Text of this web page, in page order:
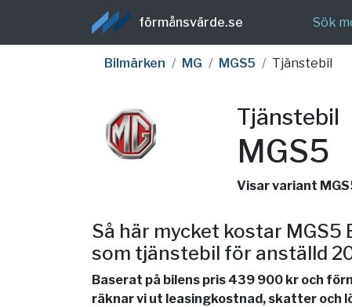
förmånsvärde.se Sök
Bilmärken MG MGS5 Tjänstebil
Tjänstebil
MGS5
Visar variant
Så här mycket kostar MGS5
som tjänstebil för anställd
Baserat på bilens pris 439 900 kr och
räknar vi ut leasingkostnad, skatter och